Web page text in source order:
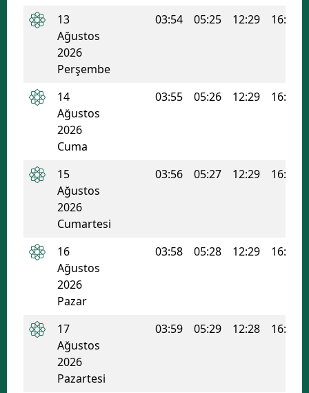
Hakkari
Mersin
Kars
13
Ağustos
2026
Perşembe
03:54 05:25 12:29 16:16
14
Ağustos
2026
Cuma
03:55 05:26 12:29 16:15
15
Ağustos
2026
Cumartesi
03:56 05:27 12:29 16:14
16
Ağustos
2026
Pazar
03:58 05:28 12:29 16:14
17
Ağustos
2026
Pazartesi
03:59 05:29 12:28 16:13